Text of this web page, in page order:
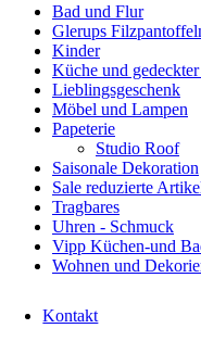
Bad und Flur
Glerups
Kinder
Küche und
Lieblingsgeschenk
Möbel und Lampen
Papeterie
Studio Roof
Saisonale Dekoration
Sale reduzierte
Tragbares
Uhren - Schmuck
Vipp Küchen-und
Wohnen und
Kontakt